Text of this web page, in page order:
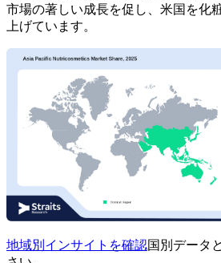
市場の著しい成長を促し、米国を化
上げています。
地域別インサイトを確認国別データ